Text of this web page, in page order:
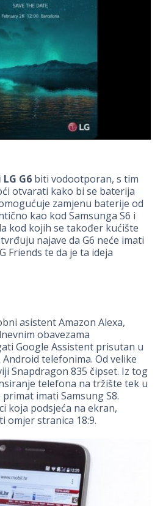
G6 biti vodootporan, s tim
otvarati kako bi se baterija
zamjenu baterije od
kao kod Samsunga S6 i
kod kojih se također kućište
najave da G6 neće imati
Friends te da je ta ideja
asistent Amazon Alexa,
obavezama
Google Assistent prisutan u
Android telefonima. Od velike
Snapdragon 835 čipset. Iz tog
telefona na tržište tek u
imati Samsung S8.
koja podsjeća na ekran,
omjer stranica 18:9.